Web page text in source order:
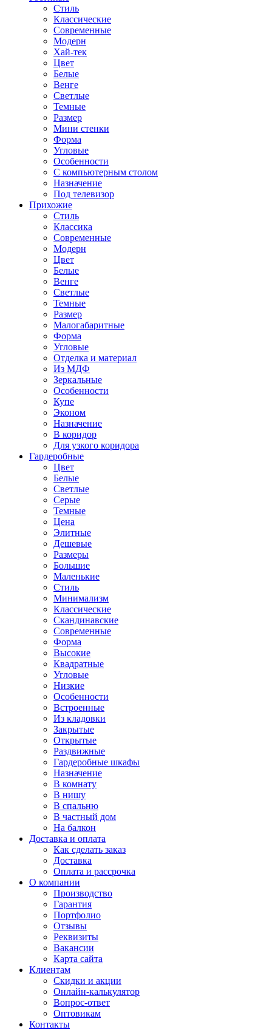
Стиль
Классические
Современные
Модерн
Хай-тек
Цвет
Белые
Венге
Светлые
Темные
Размер
Мини стенки
Форма
Угловые
Особенности
С компьютерным столом
Назначение
Под телевизор
Прихожие
Стиль
Классика
Современные
Модерн
Цвет
Белые
Венге
Светлые
Темные
Размер
Малогабаритные
Форма
Угловые
Отделка и материал
Из МДФ
Зеркальные
Особенности
Купе
Эконом
Назначение
В коридор
Для узкого коридора
Гардеробные
Цвет
Белые
Светлые
Серые
Темные
Цена
Элитные
Дешевые
Размеры
Большие
Маленькие
Стиль
Минимализм
Классические
Скандинавские
Современные
Форма
Высокие
Квадратные
Угловые
Низкие
Особенности
Встроенные
Из кладовки
Закрытые
Открытые
Раздвижные
Гардеробные шкафы
Назначение
В комнату
В нишу
В спальню
В частный дом
На балкон
Доставка и оплата
Как сделать заказ
Доставка
Оплата и рассрочка
О компании
Производство
Гарантия
Портфолио
Отзывы
Реквизиты
Вакансии
Карта сайта
Клиентам
Скидки и акции
Онлайн-калькулятор
Вопрос-ответ
Оптовикам
Контакты